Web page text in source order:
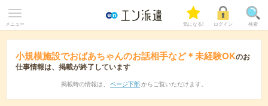
メニュー 気になる! ログイン 検索
小規模施設でおばあちゃんのお話相手など＊未経験OKのお
仕事情報は、掲載が終了しています
掲載時の情報は、 ページ下部 からご覧いただけます。